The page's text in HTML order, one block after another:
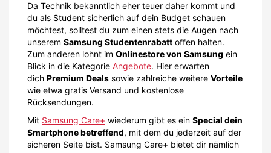
Da Technik bekanntlich eher teuer daher kommt und
du als Student sicherlich auf dein Budget schauen
möchtest, solltest du zum einen stets die Augen nach
unserem Samsung Studentenrabatt offen halten.
Zum anderen lohnt im Onlinestore von Samsung ein
Blick in die Kategorie Angebote. Hier erwarten
dich Premium Deals sowie zahlreiche weitere Vorteile
wie etwa gratis Versand und kostenlose
Rücksendungen.
Mit Samsung Care+ wiederum gibt es ein Special dein
Smartphone betreffend, mit dem du jederzeit auf der
sicheren Seite bist. Samsung Care+ bietet dir nämlich